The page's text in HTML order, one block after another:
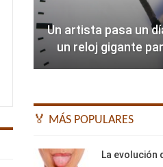
Un artista pasa un
un reloj gigante
🏅 MÁS POPULARES
La evolución